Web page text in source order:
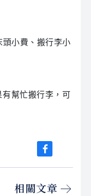
小費、搬行李小
幫忙搬行李，可
相關文章